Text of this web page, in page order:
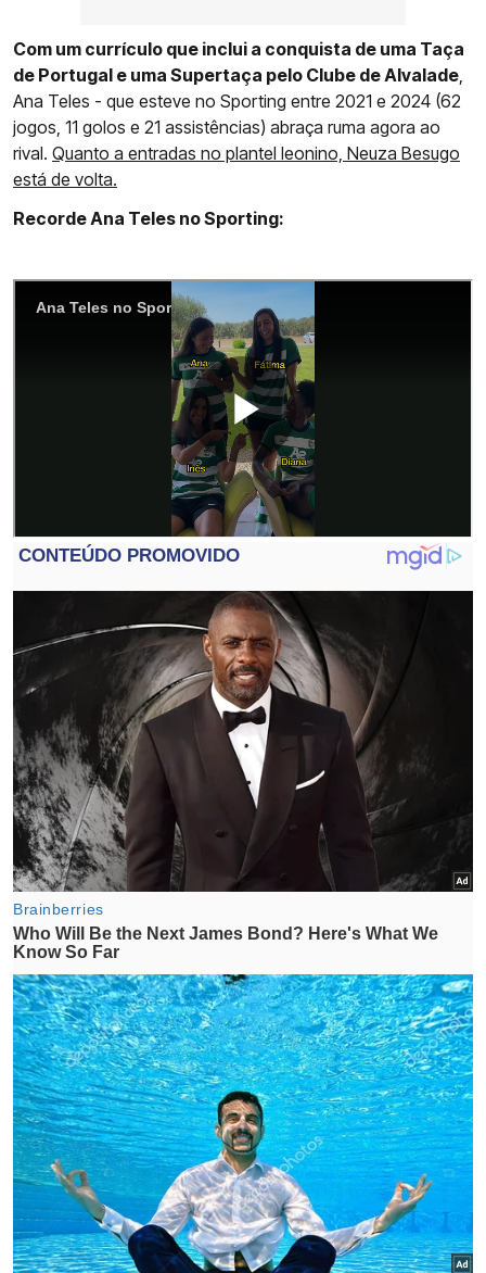
Com um currículo que inclui a conquista de uma Taça
de Portugal e uma Supertaça pelo Clube de Alvalade
Ana Teles - que esteve no Sporting entre 2021 e 2024 (62
jogos, 11 golos e 21 assistências) abraça ruma agora ao
rival. Quanto a entradas no plantel leonino, Neuza Besugo
está de volta.
Recorde Ana Teles no Sporting: